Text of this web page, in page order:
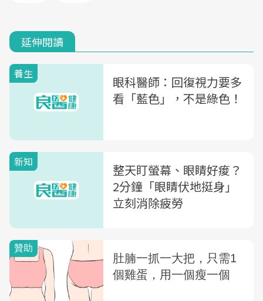
延伸閱讀
養生
眼科醫師：回復視力要多
看「藍色」，不是綠色！
新知
整天盯螢幕、眼睛好痠？
2分鐘「眼睛伏地挺身」
立刻消除疲勞